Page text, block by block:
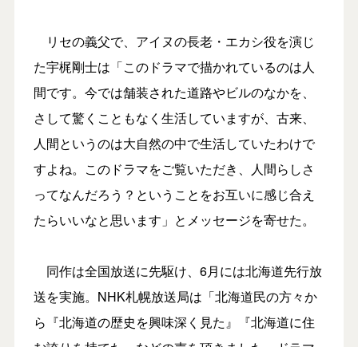
リセの義父で、アイヌの長老・エカシ役を演じ
た宇梶剛士は「このドラマで描かれているのは人
間です。今では舗装された道路やビルのなかを、
さして驚くこともなく生活していますが、古来、
人間というのは大自然の中で生活していたわけで
すよね。このドラマをご覧いただき、人間らしさ
ってなんだろう？ということをお互いに感じ合え
たらいいなと思います」とメッセージを寄せた。
同作は全国放送に先駆け、6月には北海道先行放
送を実施。NHK札幌放送局は「北海道民の方々か
ら『北海道の歴史を興味深く見た』『北海道に住